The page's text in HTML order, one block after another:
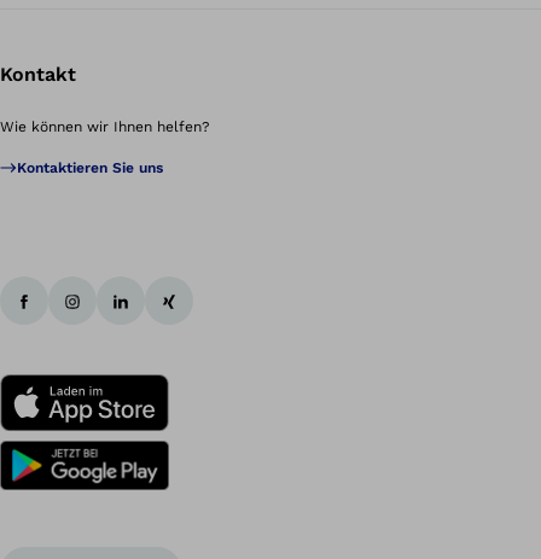
Kontakt
Wie können wir Ihnen helfen?
Kontaktieren Sie uns